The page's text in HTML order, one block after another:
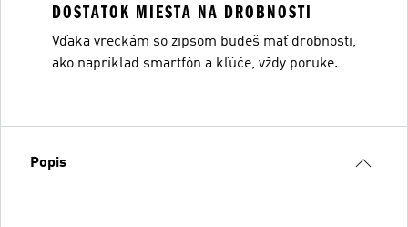
DOSTATOK MIESTA NA DROBNOSTI
Vďaka vreckám so zipsom budeš mať drobnosti,
ako napríklad smartfón a kľúče, vždy poruke.
Popis